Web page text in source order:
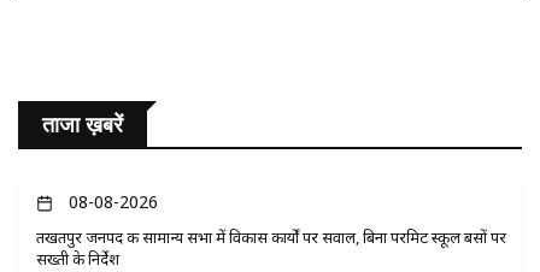
ताजा ख़बरें
08-08-2026
तखतपुर जनपद की सामान्य सभा में विकास कार्यों पर सवाल, बिना परमिट स्कूल बसों पर
सख्ती के निर्देश